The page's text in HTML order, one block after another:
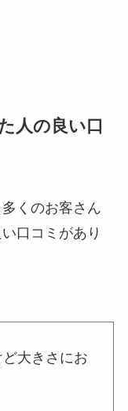
人の良い口
くのお客さん
口コミがあり
大きさにお